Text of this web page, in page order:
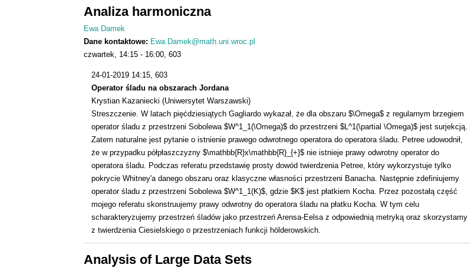
Analiza harmoniczna
Ewa Damek
Dane kontaktowe: Ewa.Damek@math.uni.wroc.pl
czwartek 14:15 16:00 603
24-01-2019 14:15, 603
Operator śladu na obszarach Jordana
Krystian Kazaniecki (Uniwersytet Warszawski)
Streszczenie. W latach pięćdziesiątych Gagliardo wykazał, że dla obszaru $\Omega$ z regularnym brzegiem
operator śladu z przestrzeni Sobolewa $W^1_1(\Omega)$ do przestrzeni $L^1(\partial \Omega)$ jest surjekcją.
Zatem naturalne jest pytanie o istnienie prawego odwrotnego operatora do operatora śladu. Petree udowodnił,
że w przypadku półpłaszczyzny $\mathbb{R}x\mathbb{R}_{+}$ nie istnieje prawy odwrotny operator do
operatora śladu. Podczas referatu przedstawię prosty dowód twierdzenia Petree, który wykorzystuje tylko
pokrycie Whitney'a danego obszaru oraz klasyczne własności przestrzeni Banacha. Następnie zdefiniujemy
operator śladu z przestrzeni Sobolewa $W^1_1(K)$, gdzie $K$ jest płatkiem Kocha. Przez pozostałą część
mojego referatu skonstruujemy prawy odwrotny do operatora śladu na płatku Kocha. W tym celu
scharakteryzujemy przestrzeń śladów jako przestrzeń Arensa-Eelsa z odpowiednią metryką oraz skorzystamy
z twierdzenia Ciesielskiego o przestrzeniach funkcji hölderowskich.
Analysis of Large Data Sets